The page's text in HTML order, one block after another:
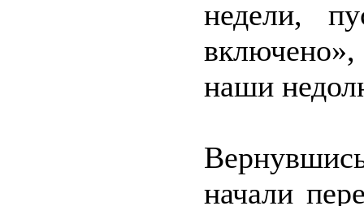
недели,
наши
начали